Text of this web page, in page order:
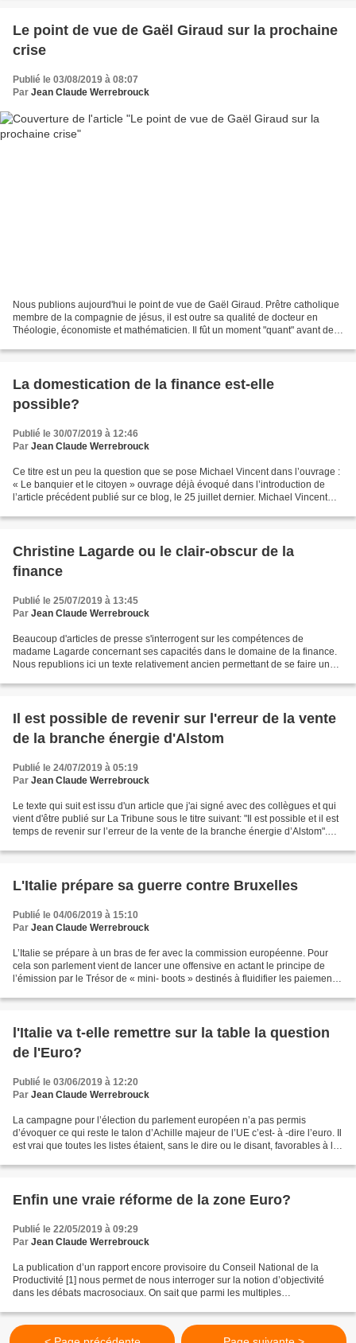
Le point de vue de Gaël Giraud sur la prochaine
crise
Publié le 03/08/2019 à 08:07
Par Jean Claude Werrebrouck
Nous publions aujourd'hui le point de vue de Gaël Giraud. Prêtre catholique
membre de la compagnie de jésus, il est outre sa qualité de docteur en
Théologie, économiste et mathématicien. Il fût un moment "quant" avant de
La domestication de la finance est-elle
possible?
Publié le 30/07/2019 à 12:46
Par Jean Claude Werrebrouck
Ce titre est un peu la question que se pose Michael Vincent dans l’ouvrage :
« Le banquier et le citoyen » ouvrage déjà évoqué dans l’introduction de
l’article précédent publié sur ce blog, le 25 juillet dernier. Michael Vincent
Christine Lagarde ou le clair-obscur de la
finance
Publié le 25/07/2019 à 13:45
Par Jean Claude Werrebrouck
Beaucoup d'articles de presse s'interrogent sur les compétences de
madame Lagarde concernant ses capacités dans le domaine de la finance.
Nous republions ici un texte relativement ancien permettant de se faire une
Il est possible de revenir sur l'erreur de la vente
de la branche énergie d'Alstom
Publié le 24/07/2019 à 05:19
Par Jean Claude Werrebrouck
Le texte qui suit est issu d'un article que j'ai signé avec des collègues et qui
vient d'être publié sur La Tribune sous le titre suivant: "Il est possible et il est
temps de revenir sur l’erreur de la vente de la branche énergie d’Alstom".
L'Italie prépare sa guerre contre Bruxelles
Publié le 04/06/2019 à 15:10
Par Jean Claude Werrebrouck
L’Italie se prépare à un bras de fer avec la commission européenne. Pour
cela son parlement vient de lancer une offensive en actant le principe de
l’émission par le Trésor de « mini- boots » destinés à fluidifier les paiements
l'Italie va t-elle remettre sur la table la question
de l'Euro?
Publié le 03/06/2019 à 12:20
Par Jean Claude Werrebrouck
La campagne pour l’élection du parlement européen n’a pas permis
d’évoquer ce qui reste le talon d’Achille majeur de l’UE c’est- à -dire l’euro. Il
est vrai que toutes les listes étaient, sans le dire ou le disant, favorables à la
Enfin une vraie réforme de la zone Euro?
Publié le 22/05/2019 à 09:29
Par Jean Claude Werrebrouck
La publication d’un rapport encore provisoire du Conseil National de la
Productivité [1] nous permet de nous interroger sur la notion d’objectivité
dans les débats macrosociaux. On sait que parmi les multiples